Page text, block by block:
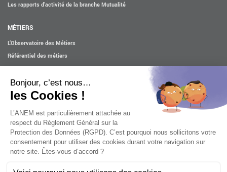
Les rapports d’activité de la branche Mutualité
MÉTIERS
L’Observatoire des Métiers
Référentiel des métiers
Certifications professionnelles
Parcours d’intégration
Politique handicap
ACTUALITÉS